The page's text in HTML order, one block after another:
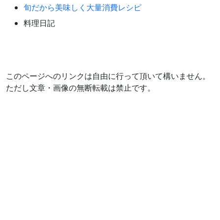
旬だから美味しく大量消費レシピ
料理日記
このページへのリンクは自由に行って頂いて構いません。
ただし文章・画像の無断転載は禁止です。